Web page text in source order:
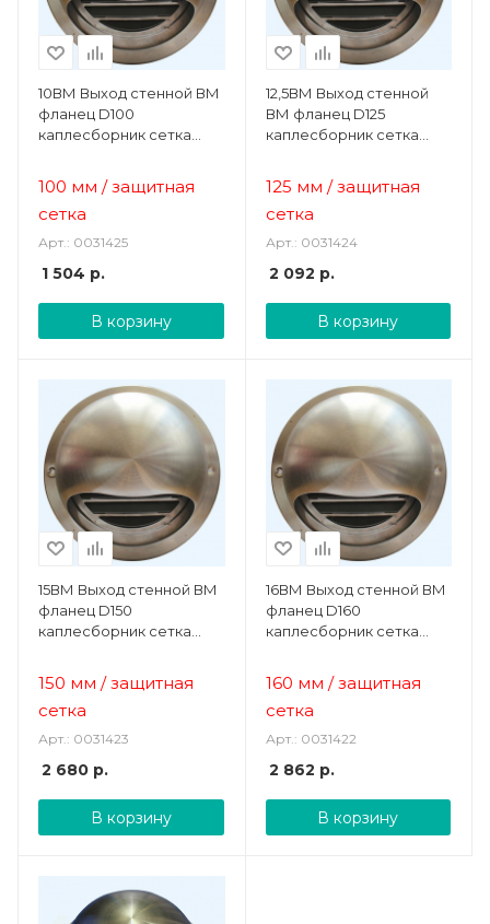
10ВМ Выход стенной ВМ
фланец D100
каплесборник сетка
STREETLINE
100 мм / защитная
сетка
Арт.: 0031425
1 504 р.
В корзину
12,5ВМ Выход стенной
ВМ фланец D125
каплесборник сетка
STREETLINE
125 мм / защитная
сетка
Арт.: 0031424
2 092 р.
В корзину
15ВМ Выход стенной ВМ
фланец D150
каплесборник сетка
STREETLINE
150 мм / защитная
сетка
Арт.: 0031423
2 680 р.
В корзину
16ВМ Выход стенной ВМ
фланец D160
каплесборник сетка
STREETLINE
160 мм / защитная
сетка
Арт.: 0031422
2 862 р.
В корзину